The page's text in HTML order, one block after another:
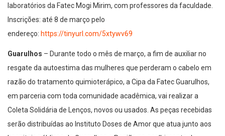
laboratórios da Fatec Mogi Mirim, com professores da faculdade.
Inscrições: até 8 de março pelo
endereço: https://tinyurl.com/5xtywv69
Guarulhos – Durante todo o mês de março, a fim de auxiliar no
resgate da autoestima das mulheres que perderam o cabelo em
razão do tratamento quimioterápico, a Cipa da Fatec Guarulhos,
em parceria com toda comunidade acadêmica, vai realizar a
Coleta Solidária de Lenços, novos ou usados. As peças recebidas
serão distribuídas ao Instituto Doses de Amor que atua junto aos